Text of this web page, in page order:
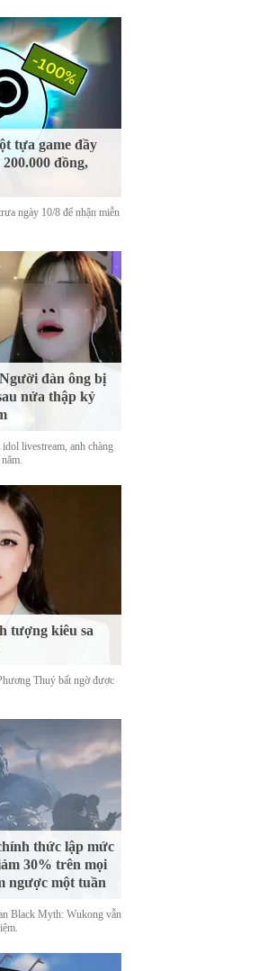
tựa game đầy
đồng,
ngày 10/8 để nhận miễn
đàn ông bị
nửa thập kỷ
livestream, anh chàng
tượng kiêu sa
Thuý bất ngờ được
thức lập mức
30% trên mọi
ngược một tuần
Black Myth: Wukong vẫn